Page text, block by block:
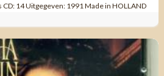
CD: 14 Uitgegeven: 1991 Made in HOLLAND